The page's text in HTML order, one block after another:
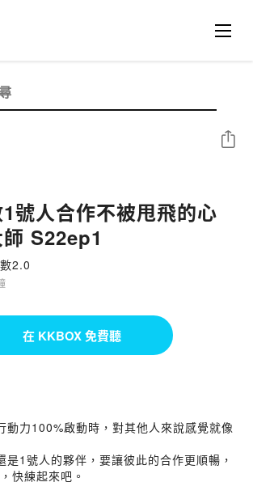
號人合作不被甩飛的心
S22ep1
2.0
分享
在 KKBOX 免費聽
動力100%啟動時，對其他人來說感覺就像
是1號人的夥伴，要讓彼此的合作更順暢，
快練起來吧。